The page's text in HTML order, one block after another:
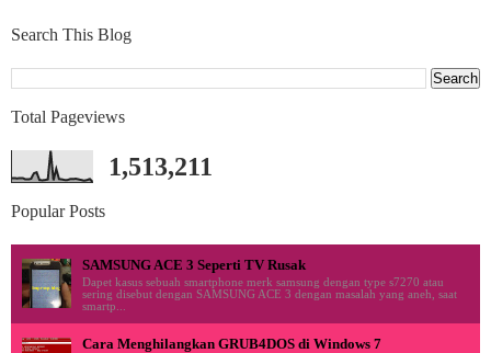
Search This Blog
Total Pageviews
1,513,211
Popular Posts
SAMSUNG ACE 3 Seperti TV Rusak
Dapet kasus sebuah smartphone merk samsung dengan type s7270 atau
sering disebut dengan SAMSUNG ACE 3 dengan masalah yang aneh, saat
smartp...
Cara Menghilangkan GRUB4DOS di Windows 7